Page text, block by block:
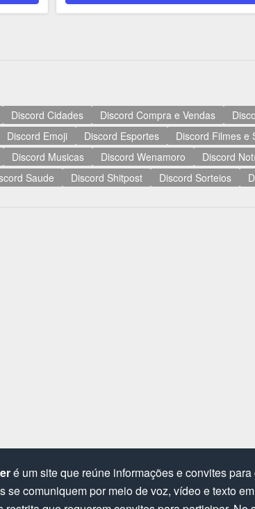
Discord Cidades Discord Compra e Vendas
Discord Emoji Discord Esportes Discord Filmes e
Discord Musicas Discord Wenamoro Discord
Saude Discord Shitpost Discord Sorteios
é um site que reúne informações e convites
comuniquem por meio de voz, vídeo e texto